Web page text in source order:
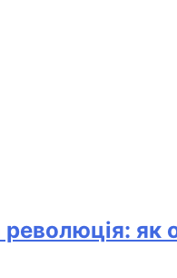
революція: